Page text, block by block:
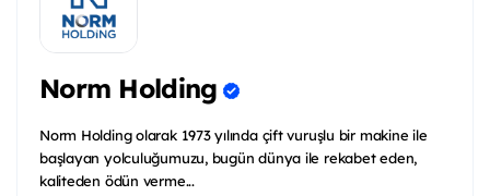
Norm Holding
Norm Holding olarak 1973 yılında çift vuruşlu bir makine ile
başlayan yolculuğumuzu, bugün dünya ile rekabet eden,
kaliteden ödün verme...